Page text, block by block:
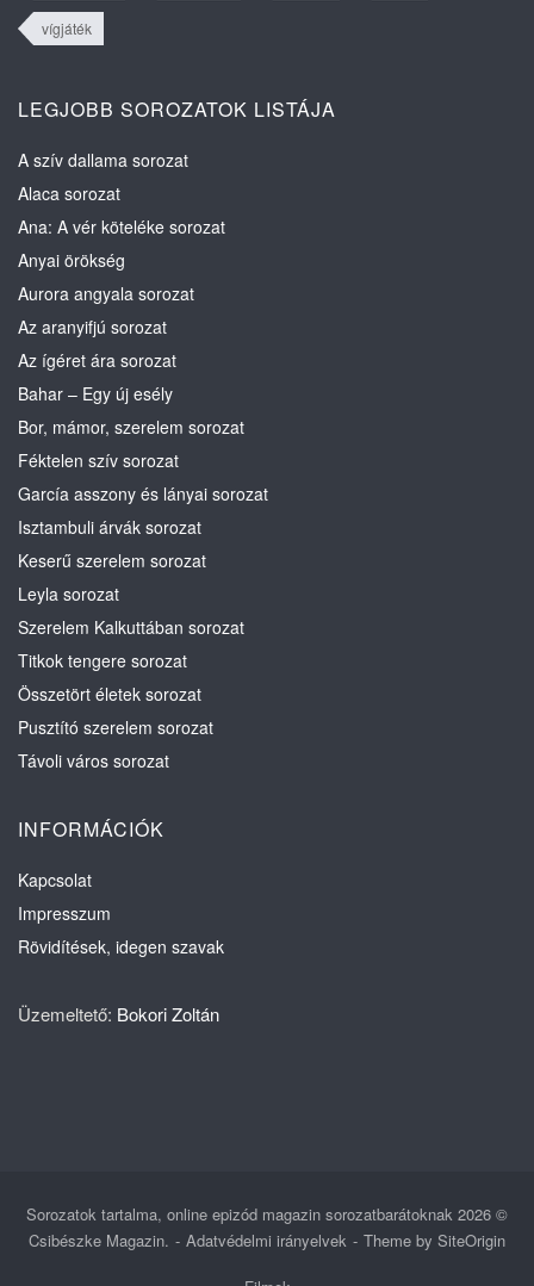
vígjáték
LEGJOBB SOROZATOK LISTÁJA
A szív dallama sorozat
Alaca sorozat
Ana: A vér köteléke sorozat
Anyai örökség
Aurora angyala sorozat
Az aranyifjú sorozat
Az ígéret ára sorozat
Bahar – Egy új esély
Bor, mámor, szerelem sorozat
Féktelen szív sorozat
García asszony és lányai sorozat
Isztambuli árvák sorozat
Keserű szerelem sorozat
Leyla sorozat
Szerelem Kalkuttában sorozat
Titkok tengere sorozat
Összetört életek sorozat
Pusztító szerelem sorozat
Távoli város sorozat
INFORMÁCIÓK
Kapcsolat
Impresszum
Rövidítések, idegen szavak
Üzemeltető: Bokori Zoltán
Sorozatok tartalma, online epizód magazin sorozatbarátoknak 2026 ©
Csibészke Magazin.
Adatvédelmi irányelvek Theme by SiteOrigin